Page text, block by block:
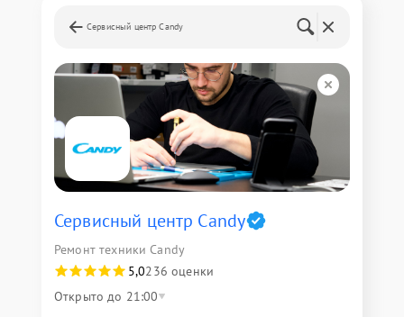
Сервисный центр Candy
Сервисный центр Candy
Ремонт техники Candy
5,0236 оценки
Открыто до 21:00